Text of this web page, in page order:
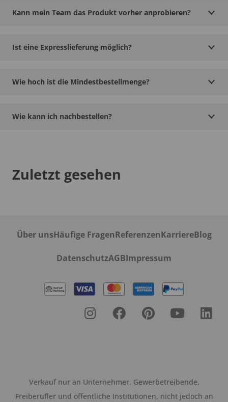
Kann mein Team das Produkt vorher anprobieren?
Ist eine Expresslieferung möglich?
Wie hoch ist die Mindestbestellmenge?
Wie kann ich nachbestellen?
Zuletzt gesehen
Über unsHäufige FragenReferenzenKarriereBlog
DatenschutzAGBImpressum
Verkauf nur an Unternehmer, Gewerbetreibende,
Freiberufler und öffentliche Institutionen, nicht jedoch an